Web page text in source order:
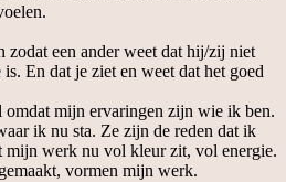
zodat een ander weet dat hij/zij niet
En dat je ziet en weet dat het goed
omdat mijn ervaringen zijn wie ik ben.
ik nu sta. Ze zijn de reden dat ik
mijn werk nu vol kleur zit, vol energie.
vormen mijn werk.